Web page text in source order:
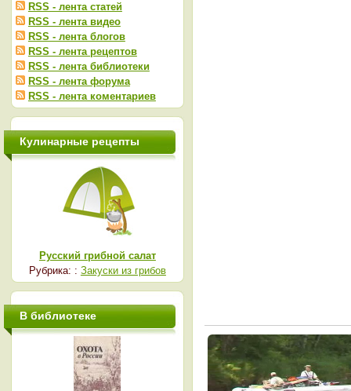
RSS - лента статей
RSS - лента видео
RSS - лента блогов
RSS - лента рецептов
RSS - лента библиотеки
RSS - лента форума
RSS - лента коментариев
Кулинарные рецепты
Русский грибной салат
Рубрика: : Закуски из грибов
В библиотеке